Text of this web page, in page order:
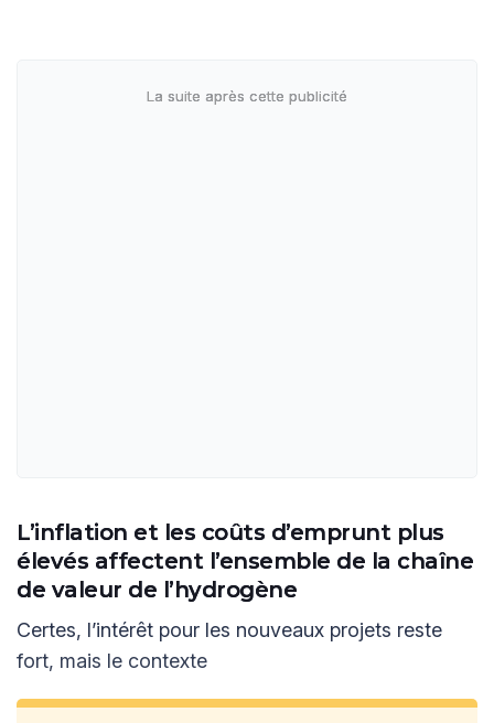
L’inflation et les coûts d’emprunt plus
élevés affectent l’ensemble de la chaîne
de valeur de l’hydrogène
Certes, l’intérêt pour les nouveaux projets reste
fort, mais le contexte